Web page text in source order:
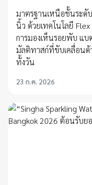
มาตรฐานเหนือชั้นระ
นิ้ว ด้วยเทคโนโลยี
การมองเห็นรอยพับ แบ
มัลติทาสก์ที่ขับเคลื่อนด้
ทั้งวัน
23 ก.ค. 2026